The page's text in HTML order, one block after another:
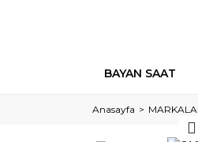
BAYAN SAAT
Anasayfa